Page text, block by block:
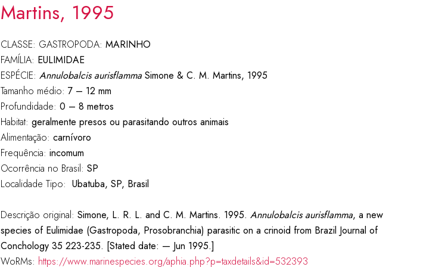
Martins, 1995
CLASSE: GASTROPODA: MARINHO
FAMÍLIA: EULIMIDAE
ESPÉCIE: Annulobalcis aurisflammaSimone & C. M. Martins, 1995
Tamanho médio: 7 – 12 mm
Profundidade: 0 – 8 metros
Habitat: geralmente presos ou parasitando outros animais
Alimentação: carnívoro
Frequência: incomum
Ocorrência no Brasil: SP
Localidade Tipo: Ubatuba, SP, Brasil
Descrição original: Simone, L. R. L. and C. M. Martins. 1995. Annulobalcis aurisflamma, a new
species of Eulimidae (Gastropoda, Prosobranchia) parasitic on a crinoid from Brazil Journal of
Conchology 35 223-235. [Stated date: — Jun 1995.]
WoRMs: https://www.marinespecies.org/aphia.php?p=taxdetails&id=532393